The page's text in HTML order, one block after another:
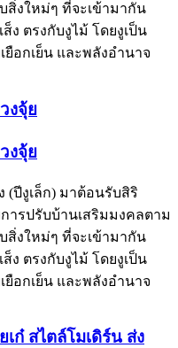
สิ่งใหม่ๆ ที่จะเข้ามากัน
ง ตรงกับงูไม้ โดยงูเป็น
อกเย็น และพลังอำนาจ
งจุ้ย
งจุ้ย
(ปีงูเล็ก) มาต้อนรับสิริ
ารปรับบ้านเสริมมงคลตาม
สิ่งใหม่ๆ ที่จะเข้ามากัน
ง ตรงกับงูไม้ โดยงูเป็น
อกเย็น และพลังอำนาจ
ก๋ สไตล์โมเดิร์น ส่ง